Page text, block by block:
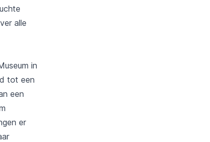
alle
in
tot een
een
er